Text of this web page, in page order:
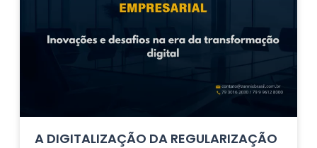
A DIGITALIZAÇÃO DA REGULARIZAÇÃO